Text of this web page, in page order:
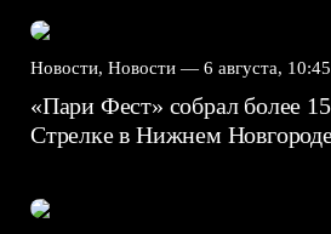
Новости, Новости — 6 августа, 10:45
«Пари Фест» собрал более
Стрелке в Нижнем